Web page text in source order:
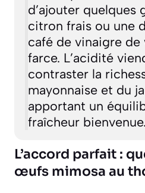
d’ajouter quelques
citron frais ou une
café de vinaigre de
farce. L’acidité
contraster la
mayonnaise et du
apportant un
fraîcheur bienvenue.
L’accord parfait :
œufs mimosa au